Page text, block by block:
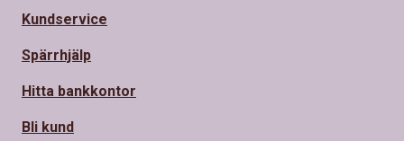
Kundservice
Spärrhjälp
Hitta bankkontor
Bli kund